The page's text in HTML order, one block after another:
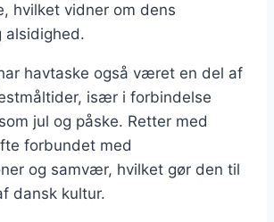
hvilket vidner om dens
alsidighed.
havtaske også været en del af
især i forbindelse
jul og påske. Retter med
forbundet med
og samvær, hvilket gør den til
dansk kultur.